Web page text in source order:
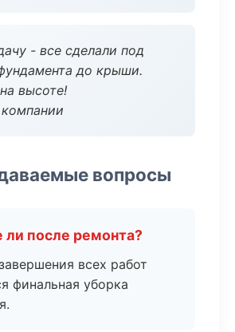
- все сделали под
до крыши.
высоте!
вопросы
ли после ремонта?
всех работ
финальная уборка